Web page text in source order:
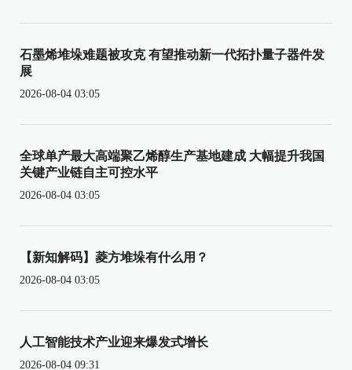
石墨烯堆垛难题被攻克 有望推动新一代拓扑量子器件发
展
2026-08-04 03:05
全球单产最大高端聚乙烯醇生产基地建成 大幅提升我国
关键产业链自主可控水平
2026-08-04 03:05
【新知解码】菱方堆垛有什么用？
2026-08-04 03:05
人工智能技术产业迎来爆发式增长
2026-08-04 09:31